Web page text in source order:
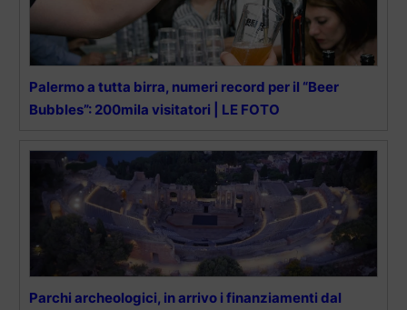
Palermo a tutta birra, numeri record per il “Beer
Bubbles”: 200mila visitatori | LE FOTO
Parchi archeologici, in arrivo i finanziamenti dal